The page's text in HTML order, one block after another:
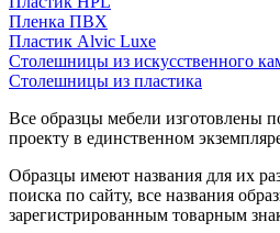
Пленка ПВХ
Пластик Alvic Luxe
Столешницы из искусственного
Столешницы из пластика
Все образцы мебели изготовлены
проекту в единственном
Образцы имеют названия для их
поиска по сайту, все названия
зарегистрированным товарным